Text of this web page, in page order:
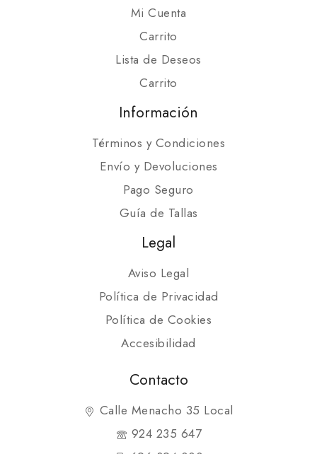
Mi Cuenta
Carrito
Lista de Deseos
Carrito
Información
Términos y Condiciones
Envío y Devoluciones
Pago Seguro
Guía de Tallas
Legal
Aviso Legal
Política de Privacidad
Política de Cookies
Accesibilidad
Contacto
Calle Menacho 35 Local
924 235 647